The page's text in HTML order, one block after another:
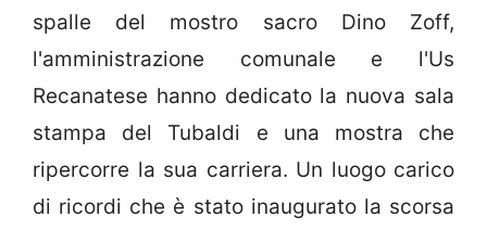
spalle del mostro sacro Dino Zoff,
l'amministrazione comunale e l'Us
Recanatese hanno dedicato la nuova sala
stampa del Tubaldi e una mostra che
ripercorre la sua carriera. Un luogo carico
di ricordi che è stato inaugurato la scorsa